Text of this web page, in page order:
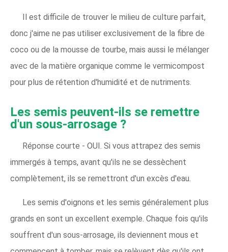
Il est difficile de trouver le milieu de culture parfait,
donc j'aime ne pas utiliser exclusivement de la fibre de
coco ou de la mousse de tourbe, mais aussi le mélanger
avec de la matière organique comme le vermicompost
pour plus de rétention d'humidité et de nutriments.
Les semis peuvent-ils se remettre
d'un sous-arrosage ?
Réponse courte - OUI. Si vous attrapez des semis
immergés à temps, avant qu'ils ne se dessèchent
complètement, ils se remettront d'un excès d'eau.
Les semis d'oignons et les semis généralement plus
grands en sont un excellent exemple. Chaque fois qu'ils
souffrent d'un sous-arrosage, ils deviennent mous et